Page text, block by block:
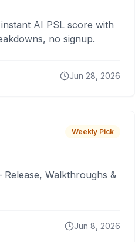
AI PSL score with
no signup.
Jun 28, 2026
Weekly Pick
Walkthroughs &
Jun 8, 2026